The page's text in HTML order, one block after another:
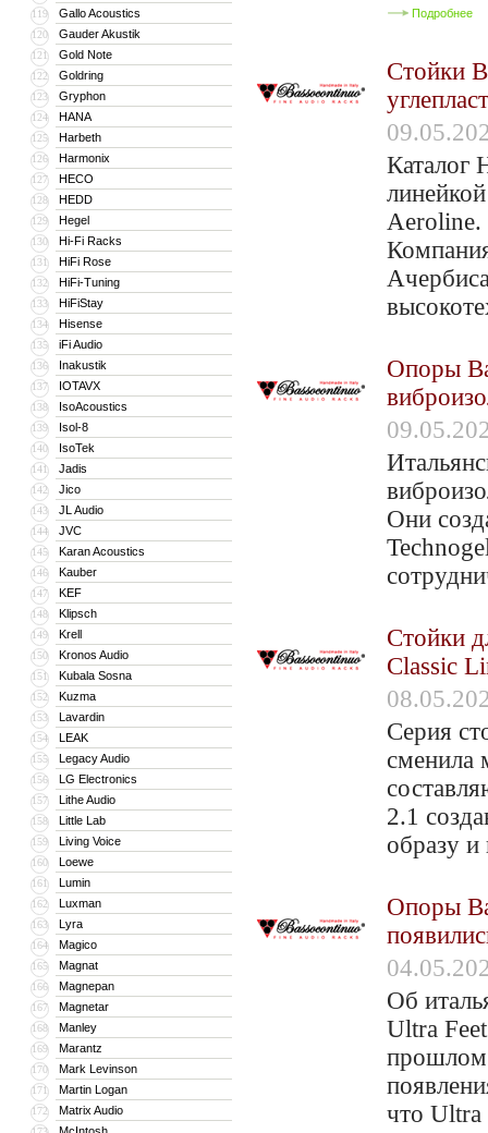
119 Gallo Acoustics
120 Gauder Akustik
121 Gold Note
122 Goldring
123 Gryphon
124 HANA
125 Harbeth
126 Harmonix
127 HECO
128 HEDD
129 Hegel
130 Hi-Fi Racks
131 HiFi Rose
132 HiFi-Tuning
133 HiFiStay
134 Hisense
135 iFi Audio
136 Inakustik
137 IOTAVX
138 IsoAcoustics
139 Isol-8
140 IsoTek
141 Jadis
142 Jico
143 JL Audio
144 JVC
145 Karan Acoustics
146 Kauber
147 KEF
148 Klipsch
149 Krell
150 Kronos Audio
151 Kubala Sosna
152 Kuzma
153 Lavardin
154 LEAK
155 Legacy Audio
156 LG Electronics
157 Lithe Audio
158 Little Lab
159 Living Voice
160 Loewe
161 Lumin
162 Luxman
163 Lyra
164 Magico
165 Magnat
166 Magnepan
167 Magnetar
168 Manley
169 Marantz
170 Mark Levinson
171 Martin Logan
172 Matrix Audio
Подробнее
Стойки
Каталог
Aeroline.
Опоры
Они
Cтойки
Classic
Серия
сменила
2.1
образу
Опоры
Об
Ultra
прошлом
что